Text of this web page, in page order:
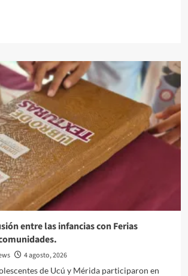
entre las infancias con Ferias
4 agosto, 2026
de Ucú y Mérida participaron en